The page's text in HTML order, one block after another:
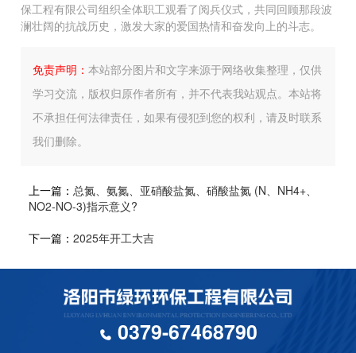
保工程有限公司组织全体职工观看了阅兵仪式，共同回顾那段波
澜壮阔的抗战历史，激发大家的爱国热情和奋发向上的斗志。
免责声明：本站部分图片和文字来源于网络收集整理，仅供
学习交流，版权归原作者所有，并不代表我站观点。本站将
不承担任何法律责任，如果有侵犯到您的权利，请及时联系
我们删除。
上一篇： 总氮、氨氮、亚硝酸盐氮、硝酸盐氮 (N、NH4+、
NO2-NO-3)指示意义?
下一篇：2025年开工大吉
0379-67468790